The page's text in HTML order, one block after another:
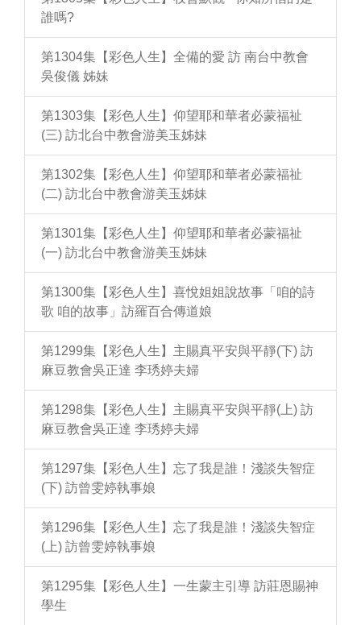
誰嗎?
第1304集【彩色人生】全備的愛 訪 南台中教會
吳俊儀 姊妹
第1303集【彩色人生】仰望耶和華者必蒙福祉
(三) 訪北台中教會游美玉姊妹
第1302集【彩色人生】仰望耶和華者必蒙福祉
(二) 訪北台中教會游美玉姊妹
第1301集【彩色人生】仰望耶和華者必蒙福祉
(一) 訪北台中教會游美玉姊妹
第1300集【彩色人生】喜悅姐姐說故事「咱的詩
歌 咱的故事」訪羅百合傳道娘
第1299集【彩色人生】主賜真平安與平靜(下) 訪
麻豆教會吳正達 李琇婷夫婦
第1298集【彩色人生】主賜真平安與平靜(上) 訪
麻豆教會吳正達 李琇婷夫婦
第1297集【彩色人生】忘了我是誰！淺談失智症
(下) 訪曾雯婷執事娘
第1296集【彩色人生】忘了我是誰！淺談失智症
(上) 訪曾雯婷執事娘
第1295集【彩色人生】一生蒙主引導 訪莊恩賜神
學生